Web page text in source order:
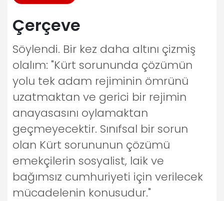
Çerçeve
Söylendi. Bir kez daha altını çizmiş
olalım: "Kürt sorununda çözümün
yolu tek adam rejiminin ömrünü
uzatmaktan ve gerici bir rejimin
anayasasını oylamaktan
geçmeyecektir. Sınıfsal bir sorun
olan Kürt sorununun çözümü
emekçilerin sosyalist, laik ve
bağımsız cumhuriyeti için verilecek
mücadelenin konusudur."